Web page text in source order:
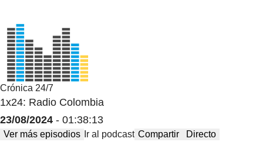
Crónica 24/7
1x24: Radio Colombia
23/08/2024 - 01:38:13
Ver más episodios Ir al podcast Compartir Directo